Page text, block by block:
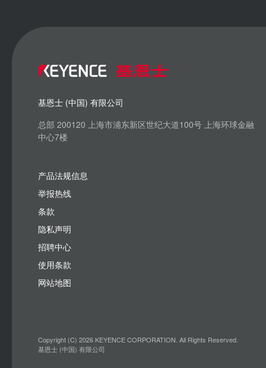
基恩士 (中国) 有限公司
总部 200120 上海市浦东新区世纪大道100号 上海环球金融
中心7楼
产品法规信息
举报热线
条款
隐私声明
招聘中心
使用条款
网站地图
Copyright (C) 2026 KEYENCE CORPORATION. All Rights Reserved.
基恩士 (中国) 有限公司